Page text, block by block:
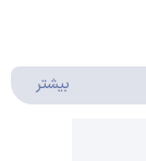
بیشتر